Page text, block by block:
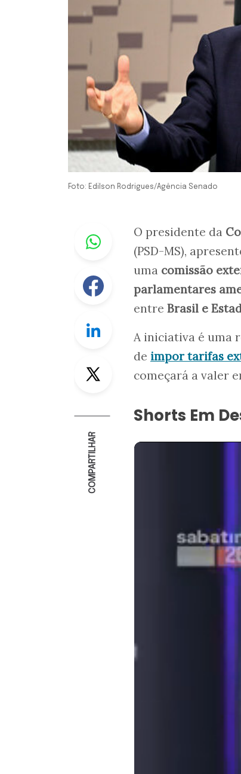
Foto: Edilson Rodrigues/Agência Senado
Whastapp
Facebook
Twitter
COMPARTILHAR
O presidente da
(PSD-MS),
uma comissão
parlamentares
entre Brasil e
A iniciativa é uma
de impor tarifas
começará a valer
Shorts Em